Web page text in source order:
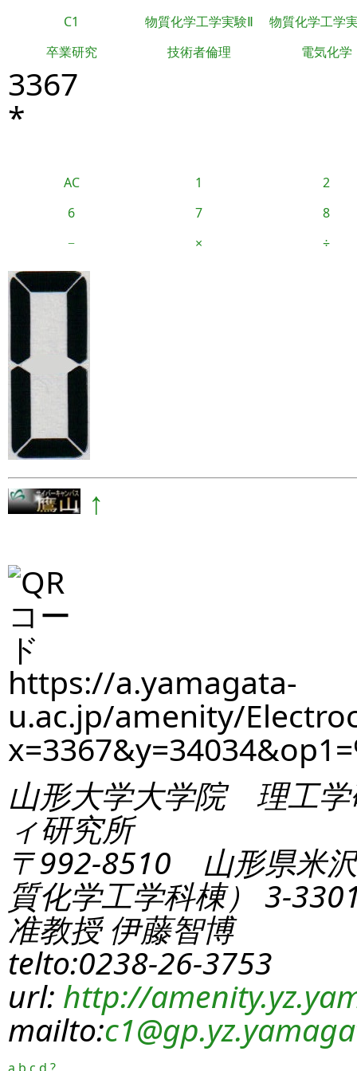
C1 物質化学工学実験Ⅱ
物質化学工学
卒業研究
技術者倫理 電気化学
3367
*
AC 1
2
6
7
8
−
× ÷
↑
https://a.yamagata-
u.ac.jp/amenity/
山形大学大学院 理工学
ィ研究所
〒992-8510 山形県米
質化学工学科棟） 3-
准教授 伊藤智博
telto:0238-26-3753
url: http://
mailto:c1